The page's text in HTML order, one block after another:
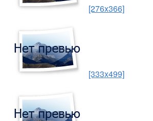
[276x366]
[333x499]